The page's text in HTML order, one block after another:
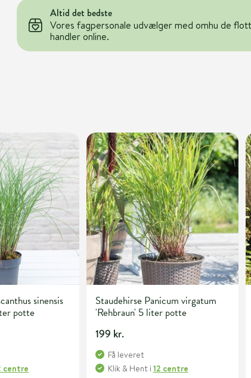
Altid det bedste
Vores fagpersonale udvælger med omhu de
handler online.
sinensis
potte
centre
Staudehirse Panicum virgatum
'Rehbraun' 5 liter potte
199 kr.
Få leveret
Klik & Hent i 12 centre